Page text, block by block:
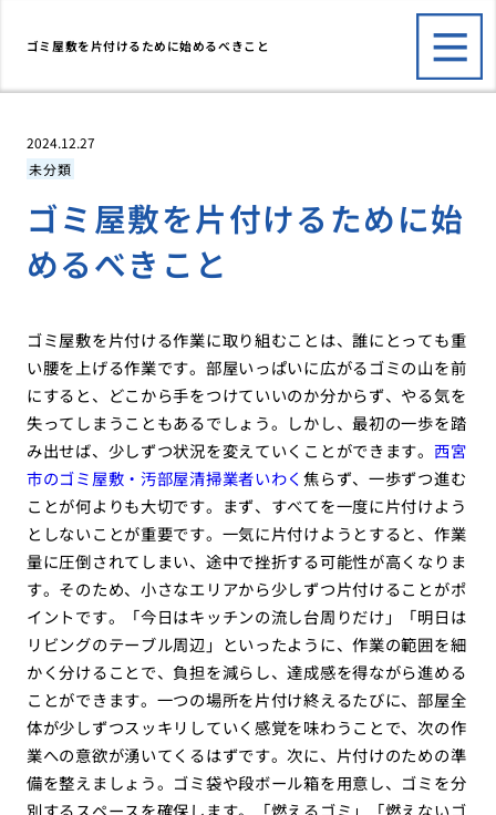
ゴミ屋敷を片付けるために始めるべきこと
2024.12.27
未分類
ゴミ屋敷を片付けるために始
めるべきこと
ゴミ屋敷を片付ける作業に取り組むことは、誰にとっても重
い腰を上げる作業です。部屋いっぱいに広がるゴミの山を前
にすると、どこから手をつけていいのか分からず、やる気を
失ってしまうこともあるでしょう。しかし、最初の一歩を踏
み出せば、少しずつ状況を変えていくことができます。 西宮
市のゴミ屋敷・汚部屋清掃業者いわく焦らず、一歩ずつ進む
ことが何よりも大切です。まず、すべてを一度に片付けよう
としないことが重要です。一気に片付けようとすると、作業
量に圧倒されてしまい、途中で挫折する可能性が高くなりま
す。そのため、小さなエリアから少しずつ片付けることがポ
イントです。「今日はキッチンの流し台周りだけ」「明日は
リビングのテーブル周辺」といったように、作業の範囲を細
かく分けることで、負担を減らし、達成感を得ながら進める
ことができます。一つの場所を片付け終えるたびに、部屋全
体が少しずつスッキリしていく感覚を味わうことで、次の作
業への意欲が湧いてくるはずです。次に、片付けのための準
備を整えましょう。ゴミ袋や段ボール箱を用意し、ゴミを分
別するスペースを確保します。「燃えるゴミ」「燃えないゴ